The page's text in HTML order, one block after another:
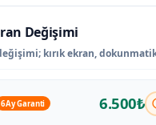
Değişimi
kırık ekran,
6 Ay Garanti 6.500₺